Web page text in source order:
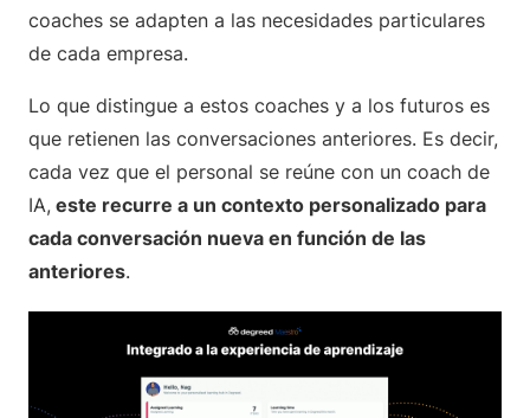
coaches se adapten a las necesidades particulares
de cada empresa.
Lo que distingue a estos coaches y a los futuros es
que retienen las conversaciones anteriores. Es decir,
cada vez que el personal se reúne con un coach de
IA, este recurre a un contexto personalizado para
cada conversación nueva en función de las
anteriores.